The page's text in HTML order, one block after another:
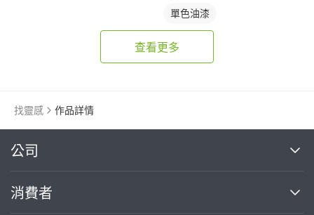
單色油漆
查看更多
找靈感 作品詳情
公司
關於我們
消費者
繼續完成